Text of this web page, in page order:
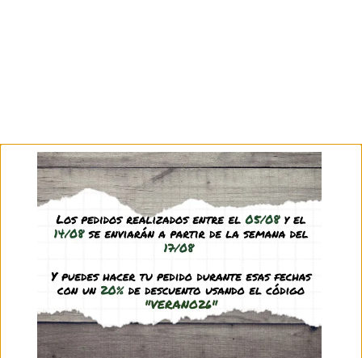
0,75€ (IVA incl.)